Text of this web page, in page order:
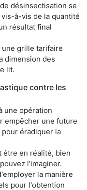
désinsectisation se
à-vis de la quantité
résultat final
grille tarifaire
dimension des
lit.
contre les
une opération
empêcher une future
éradiquer la
être en réalité, bien
l'imaginer.
la manière
pour l'obtention